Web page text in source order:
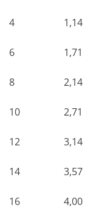
4 1,14
6 1,71
8 2,14
10 2,71
12 3,14
14 3,57
16 4,00